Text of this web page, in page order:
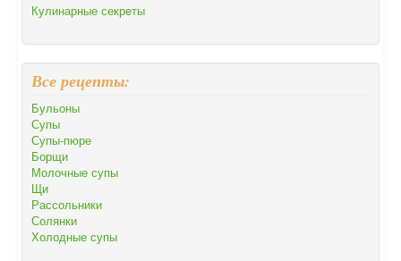
Кулинарные секреты
Все рецепты:
Бульоны
Супы
Супы-пюре
Борщи
Молочные супы
Щи
Рассольники
Солянки
Холодные супы